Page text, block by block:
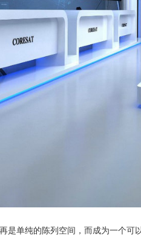
是单纯的陈列空间，而成为一个可